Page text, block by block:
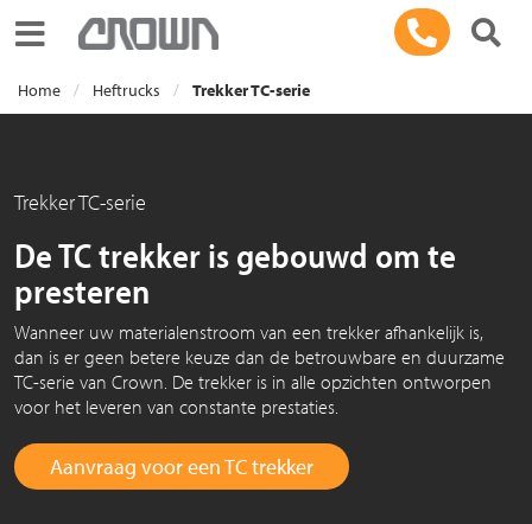
Toggle navigation
Home Heftrucks Trekker TC-serie
Trekker TC-serie
De TC trekker is gebouwd om te
presteren
Wanneer uw materialenstroom van een trekker afhankelijk is,
dan is er geen betere keuze dan de betrouwbare en duurzame
TC-serie van Crown. De trekker is in alle opzichten ontworpen
voor het leveren van constante prestaties.
Aanvraag voor een TC trekker